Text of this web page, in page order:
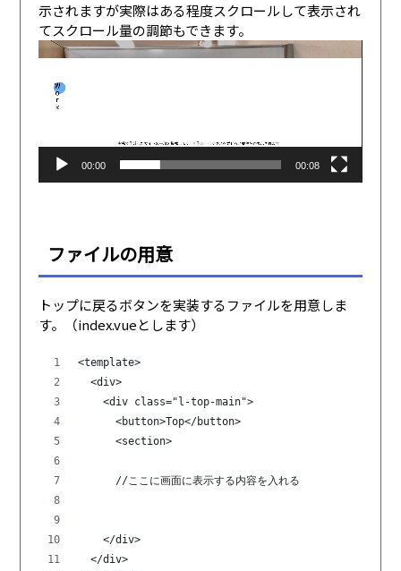
示されますが実際はある程度スクロールして表示され
てスクロール量の調節もできます。
動
画
00:00 00:08
ファイルの用意
トップに戻るボタンを実装するファイルを用意しま
す。（index.vueとします）
<template>
  <div>
    <div class="l-top-main">
      <button>Top</button>
      <section>
      //ここに画面に表示する内容を入れる
    </div>
  </div>